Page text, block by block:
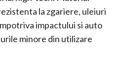
la zgariere, uleiuri
impactului si auto
minore din utilizare